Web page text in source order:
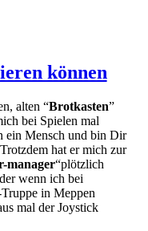
können
alten “Brotkasten”
bei Spielen mal
ein Mensch und bin Dir
hat er mich zur
manager“plötzlich
wenn ich bei
in Meppen
mal der Joystick